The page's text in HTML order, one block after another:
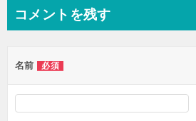
ビ
ー
シ
コメントを残す
名前 必須